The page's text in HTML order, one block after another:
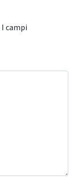
I campi